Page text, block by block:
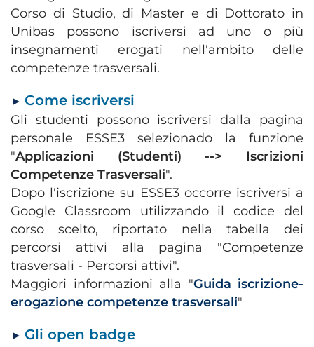
Corso di Studio, di Master e di Dottorato in
Unibas possono iscriversi ad uno o più
insegnamenti erogati nell'ambito delle
competenze trasversali.
► Come iscriversi
Gli studenti possono iscriversi dalla pagina
personale ESSE3 selezionado la funzione
"Applicazioni (Studenti) --> Iscrizioni
Competenze Trasversali".
Dopo l'iscrizione su ESSE3 occorre iscriversi a
Google Classroom utilizzando il codice del
corso scelto, riportato nella tabella dei
percorsi attivi alla pagina "Competenze
trasversali - Percorsi attivi".
Maggiori informazioni alla "Guida iscrizione-
erogazione competenze trasversali"
► Gli open badge